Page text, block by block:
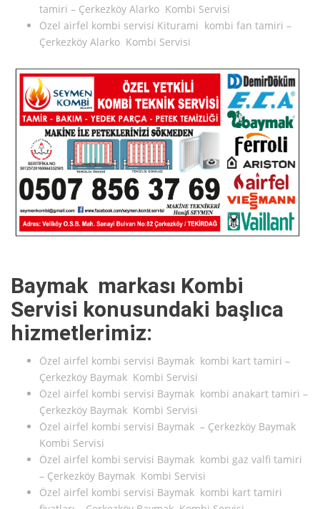
tamiri – Çerkezköy Alarko Kombi Servisi
Özel airfel kombi servisi Kiturami kombi fan tamiri –
Çerkezköy Alarko Kombi Servisi
Baymak markası Kombi
Servisi konusundaki başlıca
hizmetlerimiz:
Özel airfel kombi servisi Baymak kombi kart tamiri –
Çerkezköy Baymak Kombi Servisi
Özel airfel kombi servisi Baymak kombi anakart tamiri –
Çerkezköy Baymak Kombi Servisi
Özel airfel kombi servisi Baymak – Çerkezköy Baymak
Kombi Servisi
Özel airfel kombi servisi Baymak kombi gaz valfi tamiri
– Çerkezköy Baymak Kombi Servisi
Özel airfel kombi servisi Baymak kombi kart tamiri